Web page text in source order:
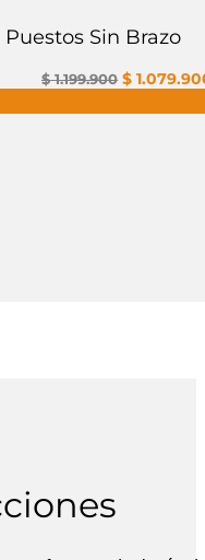
Sin Brazo
$1.199.900 El
original
$